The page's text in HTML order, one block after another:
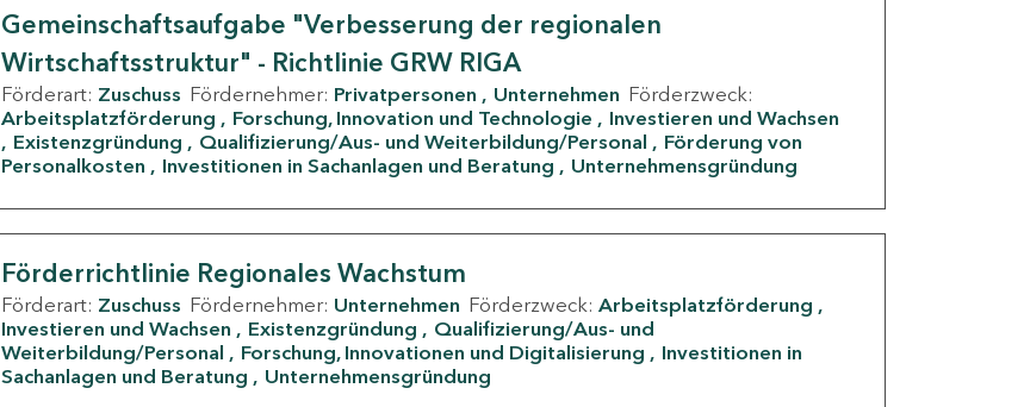
Gemeinschaftsaufgabe "Verbesserung der regionalen
Wirtschaftsstruktur" - Richtlinie GRW RIGA
Förderart: Zuschuss Fördernehmer: Privatpersonen Unternehmen Förderzweck:
Arbeitsplatzförderung
Forschung, Innovation und Technologie
Investieren und Wachsen
Existenzgründung
Qualifizierung/Aus- und Weiterbildung/Personal
Förderung von
Personalkosten
Investitionen in Sachanlagen und Beratung Unternehmensgründung
Förderrichtlinie Regionales Wachstum
Förderart: Zuschuss Fördernehmer: Unternehmen Förderzweck: Arbeitsplatzförderung
Investieren und Wachsen
Existenzgründung
Qualifizierung/Aus- und
Weiterbildung/Personal
Forschung, Innovationen und Digitalisierung
Investitionen in
Sachanlagen und Beratung
Unternehmensgründung